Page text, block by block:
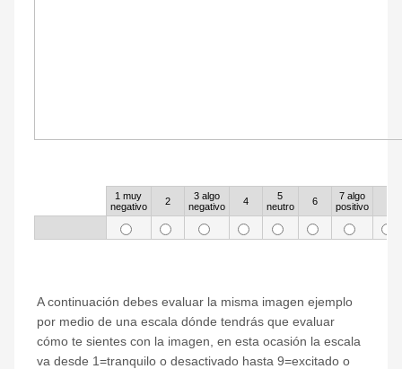
1 muy
negativo
2
3 algo
negativo
4
5
neutro
6
7 algo
positivo
A continuación debes evaluar la misma imagen ejemplo
por medio de una escala dónde tendrás que evaluar
cómo te sientes con la imagen, en esta ocasión la escala
va desde 1=tranquilo o desactivado hasta 9=excitado o